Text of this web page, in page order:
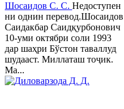
Шосаидов С. С. Недоступен
ни однин перевод.Шосаидов
Саидакбар Саидқурбонович
10-уми октябри соли 1993
дар шаҳри Бўстон таваллуд
шудааст. Миллаташ тоҷик.
Ма...